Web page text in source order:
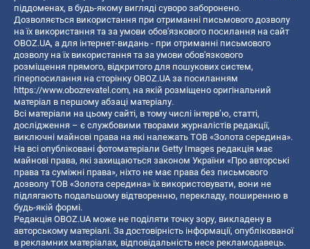
піддоменах, в будь-якому вигляді суворо заборонено.
Дозволяється використання при отриманні письмового дозволу
на їх використання та за умови обов'язкового посилання на сайт
OBOZ.UA, а для інтернет-видань - при отриманні письмового
дозволу на їх використання та за умови обов'язкового
розміщення прямого, відкритого для пошукових систем,
гіперпосилання на сторінку OBOZ.UA за посиланням
https://www.obozrevatel.com, на якій розміщено оригінальний
матеріал в першому абзаці матеріалу.
Всі матеріали на цьому сайті, в тому числі інтерв’ю, статті,
дослідження – є службовими творами журналістів редакції,
виключні майнові права на які належать ТОВ «Золота середина».
На всі опубліковані фотоматеріали Getty Images редакція має
майнові права, які захищаються законом України «Про авторські
права та суміжні права», ніхто не має права без письмового
дозволу ТОВ «Золота середина» їх використовувати, вони не
підлягають подальшому відтворенню, перекладу, поширенню в
будь-якій формі.
Редакція OBOZ.UA може не поділяти точку зору, викладену в
авторському матеріалі. За достовірність інформації, опублікованої
в рекламних матеріалах, відповідальність несе рекламодавець.